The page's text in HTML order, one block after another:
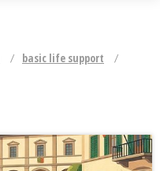
basic life support